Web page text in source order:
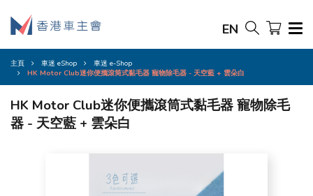
EN
主頁 車迷 eShop
車迷 e-Shop
HK Motor Club迷你便攜滾筒式黏毛器 寵物除毛器 - 天空藍 + 雲朵白
HK Motor Club迷你便攜滾筒式黏毛器 寵物除毛
器 - 天空藍 + 雲朵白